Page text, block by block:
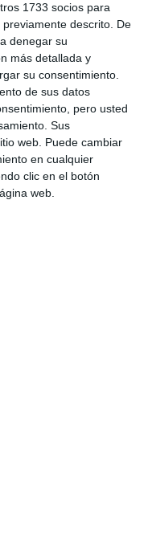
1733 socios para
descrito. De
denegar su
más detallada y
su consentimiento.
de sus datos
pero usted
Sus
web. Puede cambiar
en cualquier
clic en el botón
web.